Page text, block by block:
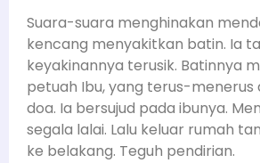
Suara-suara menghinakan
kencang menyakitkan batin. Ia
keyakinannya terusik. Batinnya
petuah Ibu, yang terus-menerus
doa. Ia bersujud pada ibunya.
segala lalai. Lalu keluar rumah
ke belakang. Teguh pendirian.